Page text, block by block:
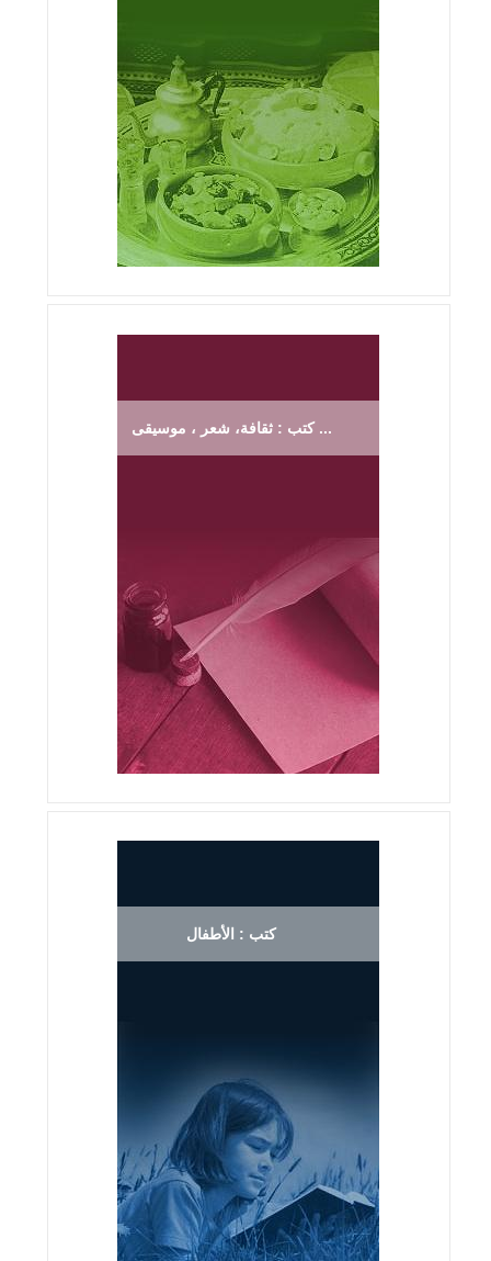
كتب : ثقافة، شعر ، موسيقى ...
كتب : الأطفال